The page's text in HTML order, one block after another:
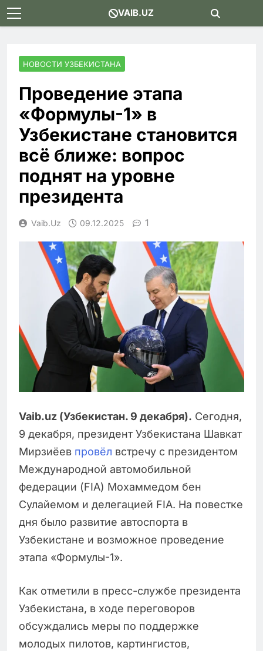
Skip
to
VAIB.UZ
НОВОСТИ УЗБЕКИСТАНА
Проведение этапа
«Формулы-1» в
Узбекистане становится
всё ближе: вопрос
поднят на уровне
президента
Vaib.uz 09.12.2025 1
Vaib.uz (Узбекистан. 9 декабря). Сегодня,
9 декабря, президент Узбекистана Шавкат
Мирзиёев провёл встречу с президентом
Международной автомобильной
федерации (FIA) Мохаммедом бен
Сулайемом и делегацией FIA. На повестке
дня было развитие автоспорта в
Узбекистане и возможное проведение
этапа «Формулы-1».
Как отметили в пресс-службе президента
Узбекистана, в ходе переговоров
обсуждались меры по поддержке
молодых пилотов, картингистов,